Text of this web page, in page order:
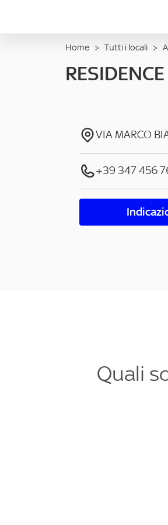
Home > Tutti i locali >
VIA MARCO
+39 347 456
Quali